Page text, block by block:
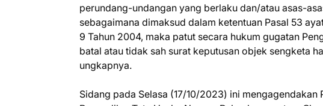
perundang-undangan yang berlaku dan/atau asas-
sebagaimana dimaksud dalam ketentuan Pasal 53
9 Tahun 2004, maka patut secara hukum gugatan
batal atau tidak sah surat keputusan objek sengketa
ungkapnya.
Sidang pada Selasa (17/10/2023) ini